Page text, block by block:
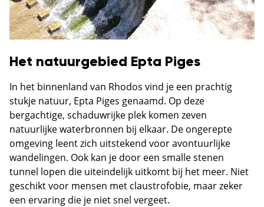
Het natuurgebied Epta Piges
In het binnenland van Rhodos vind je een prachtig
stukje natuur, Epta Piges genaamd. Op deze
bergachtige, schaduwrijke plek komen zeven
natuurlijke waterbronnen bij elkaar. De ongerepte
omgeving leent zich uitstekend voor avontuurlijke
wandelingen. Ook kan je door een smalle stenen
tunnel lopen die uiteindelijk uitkomt bij het meer. Niet
geschikt voor mensen met claustrofobie, maar zeker
een ervaring die je niet snel vergeet.